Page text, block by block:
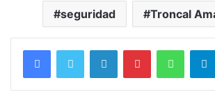
seguridad Troncal
LinkedInPinterest